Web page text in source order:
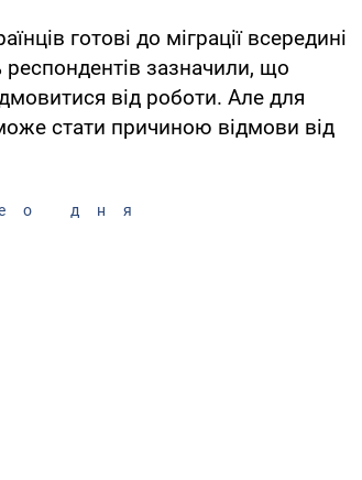
готові до міграції всередині
респондентів зазначили, що
від роботи. Але для
стати причиною відмови від
дня